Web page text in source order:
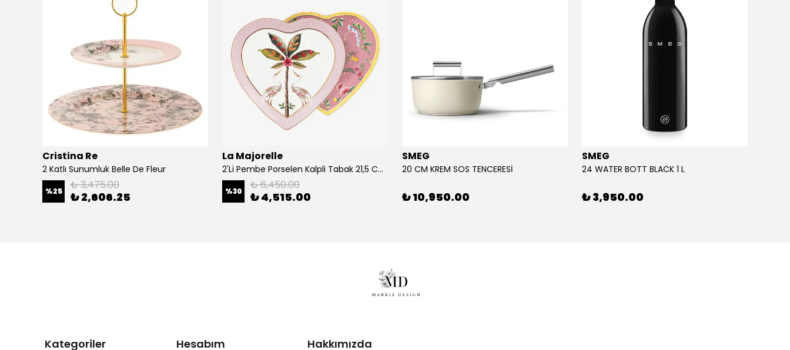
Cristina Re
2 Katlı Sunumluk Belle De Fleur
%25 ₺ 3,475.00
₺ 2,606.25
La Majorelle
2'Li Pembe Porselen Kalpli Tabak 21,5 Cm La Majorelle
%30 ₺ 6,450.00
₺ 4,515.00
SMEG
20 CM KREM SOS TENCERESİ
₺ 10,950.00
SMEG
24 WATER BOTT BLACK 1 L
₺ 3,950.00
Kategoriler Hesabım Hakkımızda